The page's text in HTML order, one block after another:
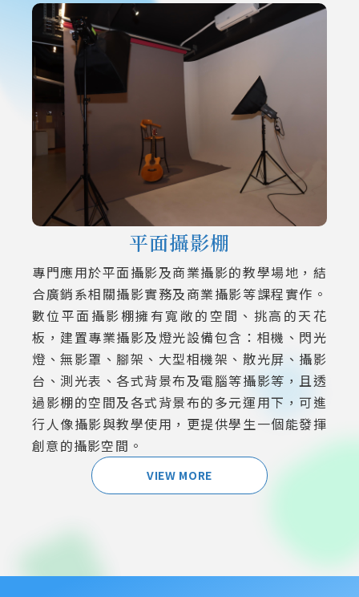
平面攝影棚
專門應用於平面攝影及商業攝影的教學場地，結
合廣銷系相關攝影實務及商業攝影等課程實作。
數位平面攝影棚擁有寬敞的空間、挑高的天花
板，建置專業攝影及燈光設備包含：相機、閃光
燈、無影罩、腳架、大型相機架、散光屏、攝影
台、測光表、各式背景布及電腦等攝影等，且透
過影棚的空間及各式背景布的多元運用下，可進
行人像攝影與教學使用，更提供學生一個能發揮
創意的攝影空間。
VIEW MORE